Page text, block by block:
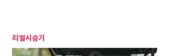
리얼시승기